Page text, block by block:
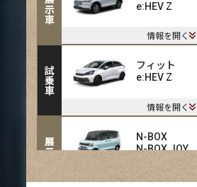
展示車 e:HEV Z
情報を開く
試乗車
フィット
e:HEV Z
情報を開く
展示車
N-BOX
N-BOX JOY
情報を開く